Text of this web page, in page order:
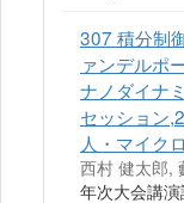
307 積分制
ァンデルポ
ナノダイナ
セッション
人・マイク
西村 健太郎,
年次大会講